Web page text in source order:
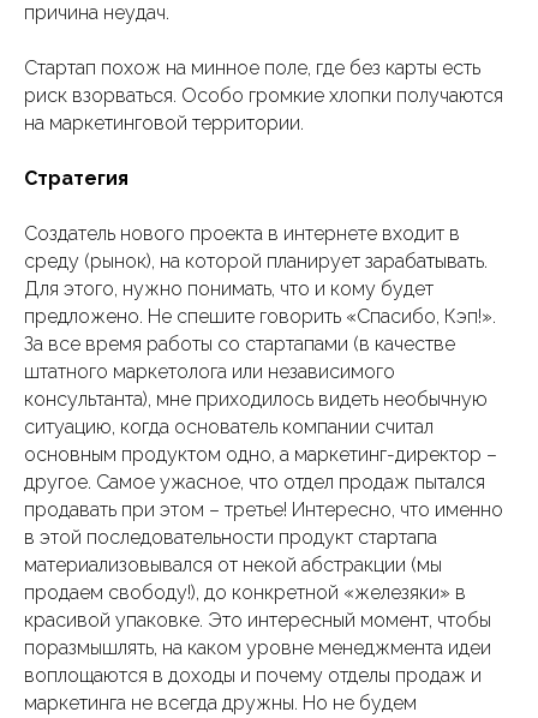
причина неудач.
Стартап похож на минное поле, где без карты есть
риск взорваться. Особо громкие хлопки получаются
на маркетинговой территории.
Стратегия
Создатель нового проекта в интернете входит в
среду (рынок), на которой планирует зарабатывать.
Для этого, нужно понимать, что и кому будет
предложено. Не спешите говорить «Спасибо, Кэп!».
За все время работы со стартапами (в качестве
штатного маркетолога или независимого
консультанта), мне приходилось видеть необычную
ситуацию, когда основатель компании считал
основным продуктом одно, а маркетинг-директор –
другое. Самое ужасное, что отдел продаж пытался
продавать при этом – третье! Интересно, что именно
в этой последовательности продукт стартапа
материализовывался от некой абстракции (мы
продаем свободу!), до конкретной «железяки» в
красивой упаковке. Это интересный момент, чтобы
поразмышлять, на каком уровне менеджмента идеи
воплощаются в доходы и почему отделы продаж и
маркетинга не всегда дружны. Но не будем